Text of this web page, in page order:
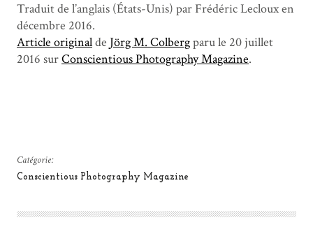
Traduit de l’anglais (États-Unis) par Frédéric Lecloux en
décembre 2016.
Article originalde Jörg M. Colbergparu le 20 juillet
2016 surConscientious Photography Magazine.
Catégorie:
Conscientious Photography Magazine